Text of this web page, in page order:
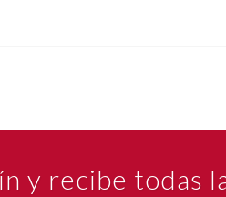
y recibe todas